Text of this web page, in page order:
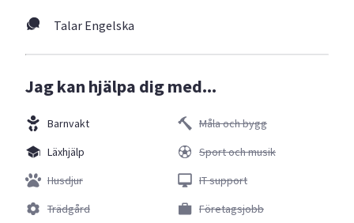
Talar Engelska
Jag kan hjälpa dig med...
Barnvakt
Läxhjälp
Husdjur
Trädgård
Måla och bygg
Sport och musik
IT support
Företagsjobb